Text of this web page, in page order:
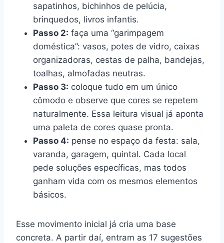
sapatinhos, bichinhos de pelúcia,
brinquedos, livros infantis.
Passo 2: faça uma “garimpagem
doméstica”: vasos, potes de vidro, caixas
organizadoras, cestas de palha, bandejas,
toalhas, almofadas neutras.
Passo 3: coloque tudo em um único
cômodo e observe que cores se repetem
naturalmente. Essa leitura visual já aponta
uma paleta de cores quase pronta.
Passo 4: pense no espaço da festa: sala,
varanda, garagem, quintal. Cada local
pede soluções específicas, mas todos
ganham vida com os mesmos elementos
básicos.
Esse movimento inicial já cria uma base
concreta. A partir daí, entram as 17 sugestões